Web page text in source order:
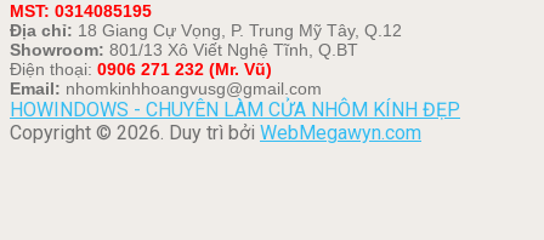
MST: 0314085195
Địa chỉ: 18 Giang Cự Vọng, P. Trung Mỹ Tây, Q.12
Showroom: 801/13 Xô Viết Nghệ Tĩnh, Q.BT
Điện thoại: 0906 271 232 (Mr. Vũ)
Email: nhomkinhhoangvusg@gmail.com
HOWINDOWS - CHUYÊN LÀM CỬA NHÔM KÍNH ĐẸP
Copyright © 2026. Duy trì bởi WebMegawyn.com